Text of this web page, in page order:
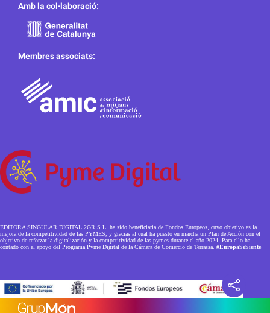
Amb la col·laboració:
Membres associats:
EDITORA SINGULAR DIGITAL 2GR S.L. ha sido beneficiaria de Fondos Europeos, cuyo objetivo es la
mejora de la competitividad de las PYMES, y gracias al cual ha puesto en marcha un Plan de Acción con el
objetivo de reforzar la digitalización y la competitividad de las pymes durante el año 2024. Para ello ha
contado con el apoyo del Programa Pyme Digital de la Cámara de Comercio de Terrassa. #EuropaSeSiente